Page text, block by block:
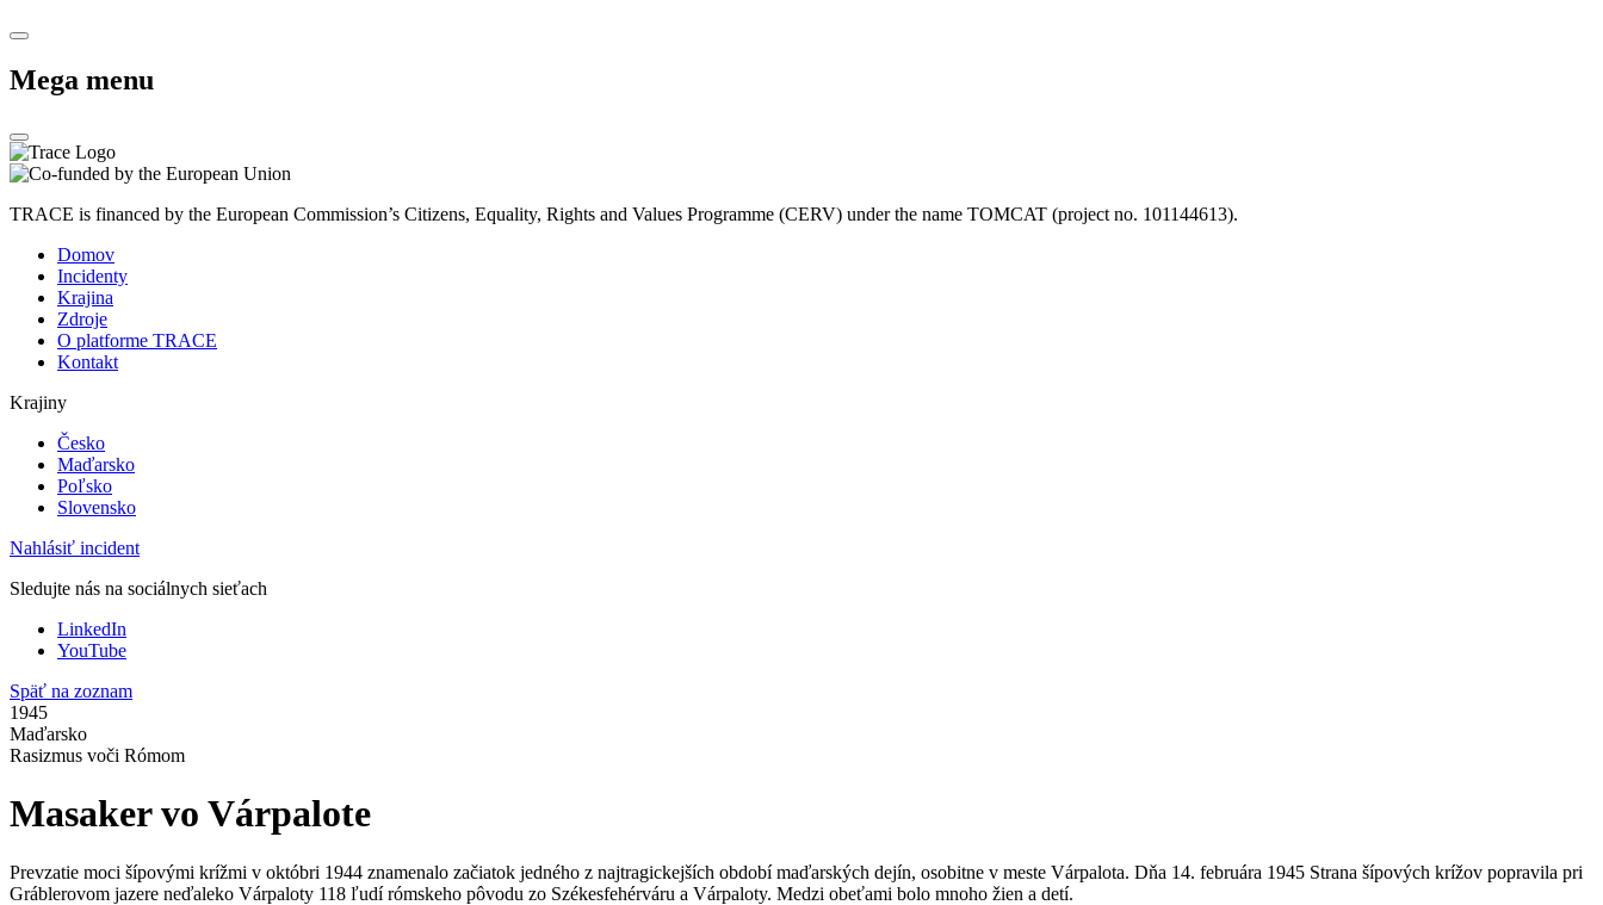
Mega menu
TRACE is financed by the European Commission’s Citizens, Equality, Rights and Values Programme (CERV) under the name TOMCAT (project no. 101144613).
Domov
Incidenty
Krajina
Zdroje
O platforme TRACE
Kontakt
Krajiny
Česko
Maďarsko
Poľsko
Slovensko
Nahlásiť incident
Sledujte nás na sociálnych sieťach
LinkedIn
YouTube
Späť na zoznam
1945
Maďarsko
Rasizmus voči Rómom
Masaker vo Várpalote
Prevzatie moci šípovými krížmi v októbri 1944 znamenalo začiatok jedného z najtragickejších období maďarských dejín, osobitne v meste Várpalota. Dňa 14. februára 1945 Strana šípových krížov popravila pri
Gráblerovom jazere neďaleko Várpaloty 118 ľudí rómskeho pôvodu zo Székesfehérváru a Várpaloty. Medzi obeťami bolo mnoho žien a detí.